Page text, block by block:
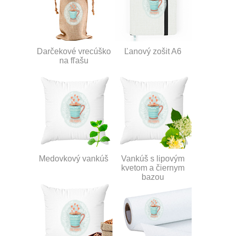
Darčekové vrecúško
na fľašu
Ľanový zošit A6
Medovkový vankúš
Vankúš s lipovým
kvetom a čiernym
bazou